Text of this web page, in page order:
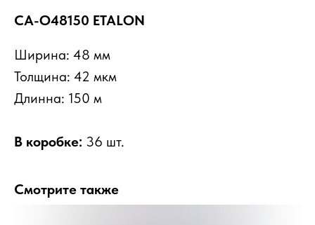
CA-O48150 ETALON
Ширина: 48 мм
Толщина: 42 мкм
Длинна: 150 м
В коробке: 36 шт.
Смотрите также